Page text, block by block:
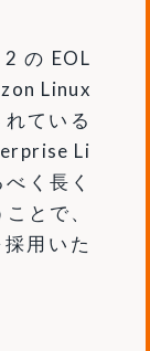
の EOL
Linux
ている
Li
く長く
とで、
用いた